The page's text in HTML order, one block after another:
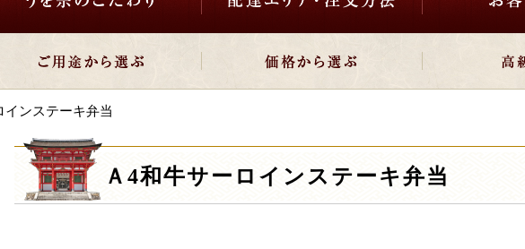
インステーキ弁当
Ａ4和牛サーロインステーキ弁当